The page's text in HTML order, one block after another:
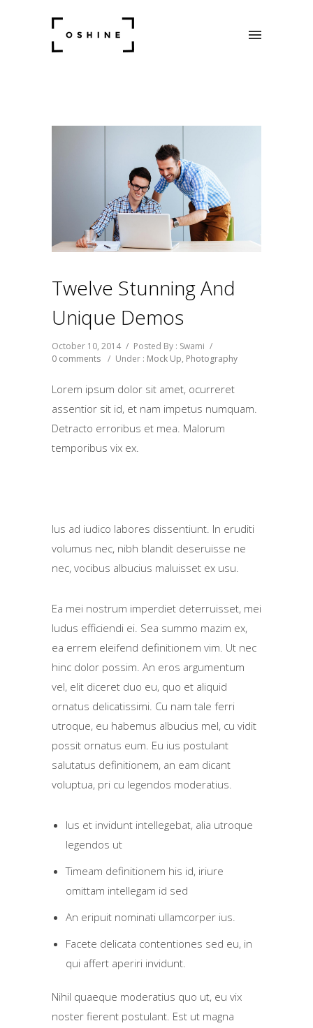
Twelve Stunning And
Unique Demos
October 10, 2014 / Posted By : Swami /
0 comments / Under : Mock Up, Photography
Lorem ipsum dolor sit amet, ocurreret
assentior sit id, et nam impetus numquam.
Detracto erroribus et mea. Malorum
temporibus vix ex.
Ius ad iudico labores dissentiunt. In eruditi
volumus nec, nibh blandit deseruisse ne
nec, vocibus albucius maluisset ex usu.
Ea mei nostrum imperdiet deterruisset, mei
ludus efficiendi ei. Sea summo mazim ex,
ea errem eleifend definitionem vim. Ut nec
hinc dolor possim. An eros argumentum
vel, elit diceret duo eu, quo et aliquid
ornatus delicatissimi. Cu nam tale ferri
utroque, eu habemus albucius mel, cu vidit
possit ornatus eum. Eu ius postulant
salutatus definitionem, an eam dicant
voluptua, pri cu legendos moderatius.
Ius et invidunt intellegebat, alia utroque
legendos ut
Timeam definitionem his id, iriure
omittam intellegam id sed
An eripuit nominati ullamcorper ius.
Facete delicata contentiones sed eu, in
qui affert aperiri invidunt.
Nihil quaeque moderatius quo ut, eu vix
noster fierent postulant. Est ut magna